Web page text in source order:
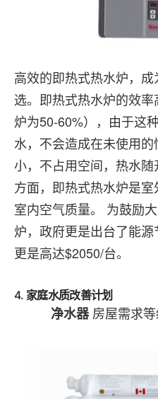
高效的即热式热水炉，
选。即热式热水炉的效
炉为50-60%），由于这
水，不会造成在未使用
小，不占用空间，热水
方面，即热式热水炉是
室内空气质量。 为鼓励
炉，政府更是出台了能
更是高达$2050/台。
4. 家庭水质改善计划
净水器房屋需求等